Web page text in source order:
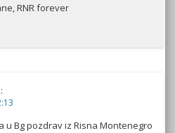
RNR forever
u Bg pozdrav iz Risna Montenegro